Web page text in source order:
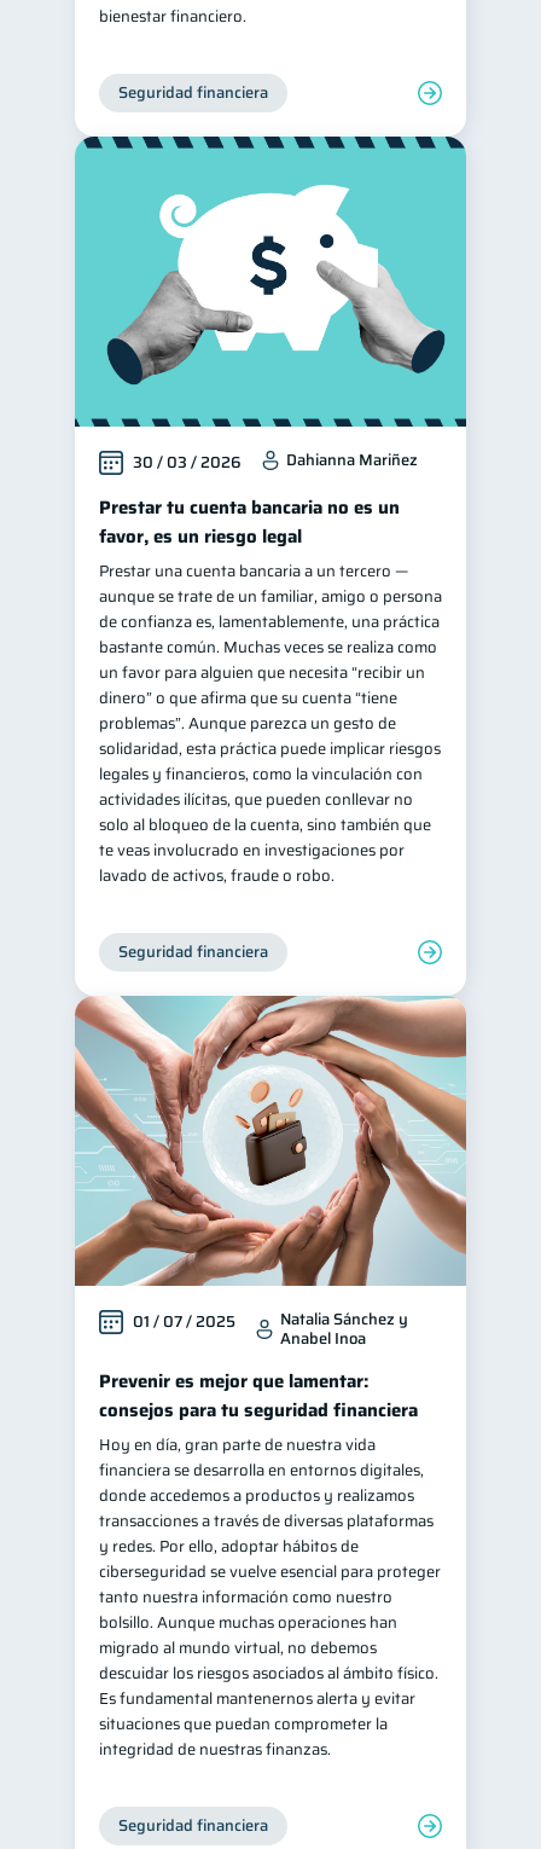
bienestar financiero.
Seguridad financiera
30 / 03 / 2026 Dahianna Mariñez
Prestar tu cuenta bancaria no es un
favor, es un riesgo legal
Prestar una cuenta bancaria a un tercero —
aunque se trate de un familiar, amigo o persona
de confianza es, lamentablemente, una práctica
bastante común. Muchas veces se realiza como
un favor para alguien que necesita “recibir un
dinero” o que afirma que su cuenta “tiene
problemas”. Aunque parezca un gesto de
solidaridad, esta práctica puede implicar riesgos
legales y financieros, como la vinculación con
actividades ilícitas, que pueden conllevar no
solo al bloqueo de la cuenta, sino también que
te veas involucrado en investigaciones por
lavado de activos, fraude o robo.
Seguridad financiera
01 / 07 / 2025 Natalia Sánchez y
Anabel Inoa
Prevenir es mejor que lamentar:
consejos para tu seguridad financiera
Hoy en día, gran parte de nuestra vida
financiera se desarrolla en entornos digitales,
donde accedemos a productos y realizamos
transacciones a través de diversas plataformas
y redes. Por ello, adoptar hábitos de
ciberseguridad se vuelve esencial para proteger
tanto nuestra información como nuestro
bolsillo. Aunque muchas operaciones han
migrado al mundo virtual, no debemos
descuidar los riesgos asociados al ámbito físico.
Es fundamental mantenernos alerta y evitar
situaciones que puedan comprometer la
integridad de nuestras finanzas.
Seguridad financiera